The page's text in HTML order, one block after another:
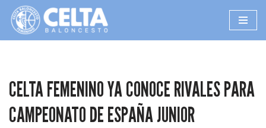
Saltar
CELTA FEMENINO YA CONOCE RIVALES PARA
CAMPEONATO DE ESPAÑA JUNIOR